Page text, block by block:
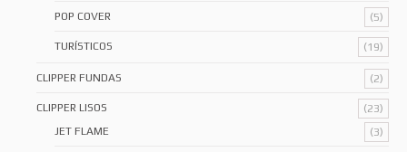
POP COVER (5)
TURÍSTICOS (19)
CLIPPER FUNDAS (2)
CLIPPER LISOS
(23)
JET FLAME
(3)